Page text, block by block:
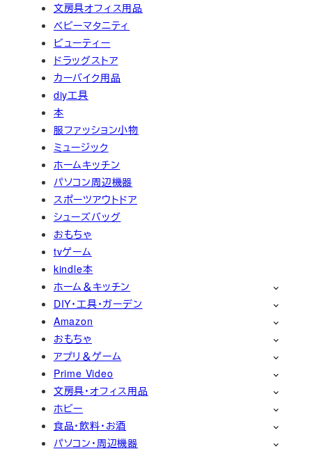
文房具オフィス用品
ベビーマタニティ
ビューティー
ドラッグストア
カーバイク用品
diy工具
本
服ファッション小物
ミュージック
ホームキッチン
パソコン周辺機器
スポーツアウトドア
シューズバッグ
おもちゃ
tvゲーム
kindle本
ホーム＆キッチン
DIY・工具・ガーデン
Amazon
おもちゃ
アプリ＆ゲーム
Prime Video
文房具・オフィス用品
ホビー
食品・飲料・お酒
パソコン・周辺機器